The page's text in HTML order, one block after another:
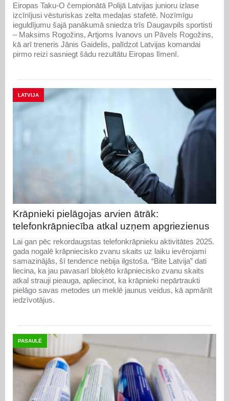
Eiropas Taku-O čempionātā Polijā Latvijas junioru izlase
izcīnījusi vēsturiskas zelta medaļas stafetē. Nozīmīgu
ieguldījumu šajā panākumā sniedza trīs Daugavpils sportisti
– Maksims Rogožins, Artjoms Ivanovs un Pāvels Rogožins,
kā arī treneris Jānis Gaidelis, palīdzot Latvijas komandai
pirmo reizi sasniegt šādu rezultātu Eiropas līmenī.
LATVIJA
Krāpnieki pielāgojas arvien ātrāk:
telefonkrāpniecība atkal uzņem apgriezienus
Lai gan pēc rekordaugstas telefonkrāpnieku aktivitātes 2025.
gada nogalē krāpniecisko zvanu skaits uz laiku ievērojami
samazinājās, šī tendence nebija ilgstoša. “Bite Latvija” dati
liecina, ka jau pavasarī bloķēto krāpniecisko zvanu skaits
atkal strauji pieauga, apliecinot, ka krāpnieki nepārtraukti
pielāgo savas metodes un meklē jaunus veidus, kā apmānīt
iedzīvotājus.
PASAULĒ